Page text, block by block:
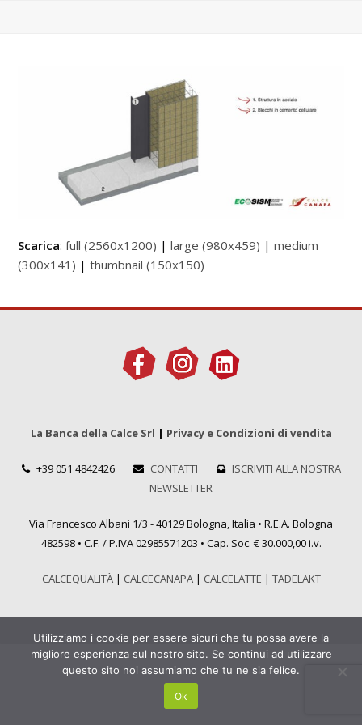
Scarica:full (2560x1200) |large (980x459) |medium
(300x141) |thumbnail (150x150)
La Banca della Calce Srl | Privacy e Condizioni di vendita
+39 051 4842426 CONTATTI
ISCRIVITI ALLA NOSTRA
NEWSLETTER
Via Francesco Albani 1/3 - 40129 Bologna, Italia • R.E.A. Bologna
482598 • C.F. / P.IVA 02985571203 • Cap. Soc. € 30.000,00 i.v.
CALCEQUALITÀ| CALCECANAPA| CALCELATTE | TADELAKT
Utilizziamo i cookie per essere sicuri che tu possa avere la
migliore esperienza sul nostro sito. Se continui ad utilizzare
questo sito noi assumiamo che tu ne sia felice.
Ok